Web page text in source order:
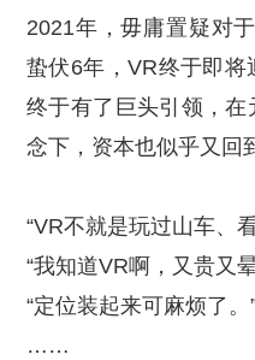
2021年，毋庸置疑对
蛰伏6年，VR终于即
终于有了巨头引领，
念下，资本也似乎又回
“VR不就是玩过山车、
“我知道VR啊，又贵又
“定位装起来可麻烦了。
……